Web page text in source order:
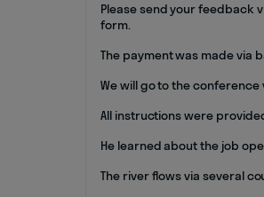
Please send your feedback
form.
The payment was made via
We will go to the conference
All instructions were
He learned about the job
The river flows via several